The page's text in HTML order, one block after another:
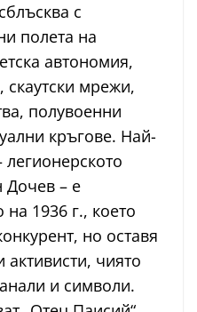
с
полета на
автономия,
скаутски мрежи,
полувоенни
кръгове. Най-
легионерското
Дочев – е
1936 г., което
но оставя
чиято
и символи.